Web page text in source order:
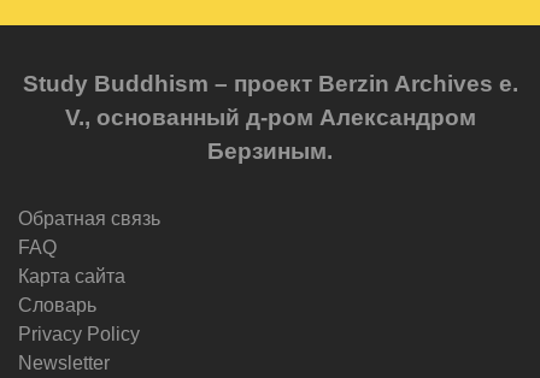
Study Buddhism – проект Berzin Archives e.
V., основанный д-ром Александром
Берзиным.
Обратная связь
FAQ
Карта сайта
Словарь
Privacy Policy
Newsletter